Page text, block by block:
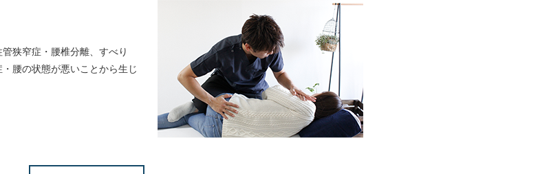
狭窄症・腰椎分離、すべり
腰の状態が悪いことから生じ